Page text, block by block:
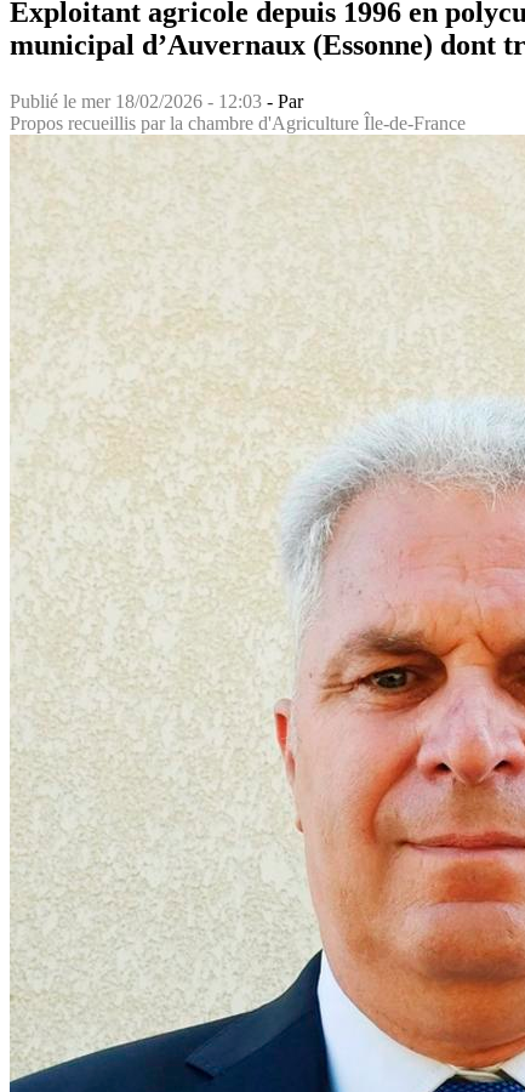
Exploitant agricole depuis 1996 en
municipal d’Auvernaux (Essonne) dont
Publié le mer 18/02/2026 - 12:03 - Par
Propos recueillis par la chambre d'Agriculture Île-de-France